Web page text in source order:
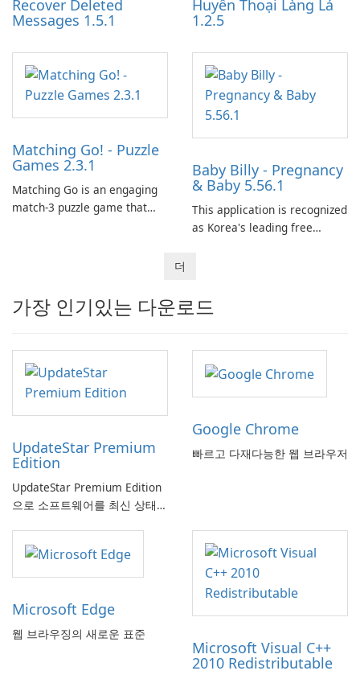
Recover Deleted
Messages 1.5.1
Huyền Thoại Làng Lá
1.2.5
Matching Go! - Puzzle
Games 2.3.1
Matching Go is an engaging
match-3 puzzle game that
landscapes.
Baby Billy - Pregnancy
& Baby 5.56.1
This application is recognized
as Korea's leading free
doctor-approved articles.
더
가장 인기있는 다운로드
UpdateStar Premium
Edition
UpdateStar Premium Edition
으로 소프트웨어를 최신 상태로
Google Chrome
빠르고 다재다능한 웹 브라우저
Microsoft Edge
웹 브라우징의 새로운 표준
Microsoft Visual C++
2010 Redistributable